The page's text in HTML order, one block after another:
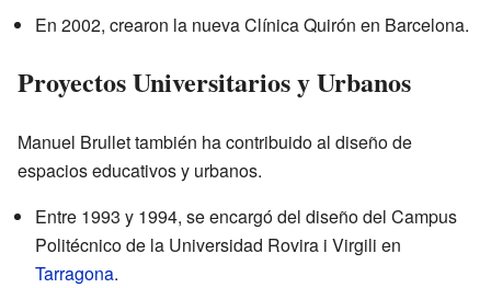
En 2002, crearon la nueva Clínica Quirón en Barcelona.
Proyectos Universitarios y Urbanos
Manuel Brullet también ha contribuido al diseño de
espacios educativos y urbanos.
Entre 1993 y 1994, se encargó del diseño del Campus
Politécnico de la Universidad Rovira i Virgili en
Tarragona.